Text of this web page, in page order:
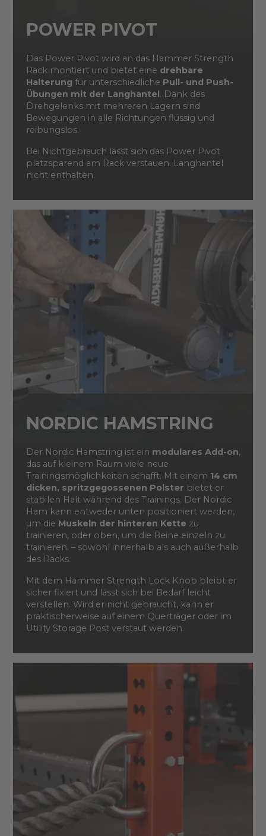
POWER PIVOT
Das Power Pivot wird an das Hammer Strength
Rack montiert und bietet eine drehbare
Halterung für unterschiedliche Pull- und Push-
Übungen mit der Langhantel. Dank des
Drehgelenks mit mehreren Lagern sind
Bewegungen in alle Richtungen flüssig und
reibungslos.
Bei Nichtgebrauch lässt sich das Power Pivot
platzsparend am Rack verstauen. Langhantel
nicht enthalten.
NORDIC HAMSTRING
Der Nordic Hamstring ist ein modulares Add-on,
das auf kleinem Raum viele neue
Trainingsmöglichkeiten schafft. Mit einem 14 cm
dicken, spritzgegossenen Polster bietet er
stabilen Halt während des Trainings. Der Nordic
Ham kann entweder unten positioniert werden,
um die Muskeln der hinteren Kette zu
trainieren, oder oben, um die Beine einzeln zu
trainieren. – sowohl innerhalb als auch außerhalb
des Racks.
Mit dem Hammer Strength Lock Knob bleibt er
sicher fixiert und lässt sich bei Bedarf leicht
verstellen. Wird er nicht gebraucht, kann er
praktischerweise auf einem Querträger oder im
Utility Storage Post verstaut werden.